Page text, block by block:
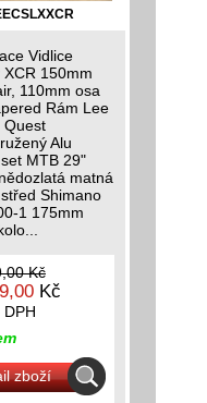
Vidlice
150mm
110mm osa
Rám Lee
Quest
Alu
MTB 29"
matná
Shimano
1 175mm
Kč
Kč
zboží